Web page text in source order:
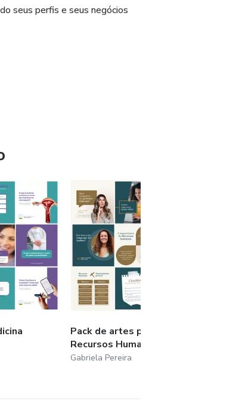
seus perfis e seus negócios
o meu trabalho.
Pack de artes para
Recursos Humanos
Gabriela Pereira